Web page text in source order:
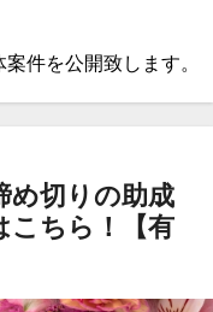
件を公開致します。
め切りの助成
こちら！【有